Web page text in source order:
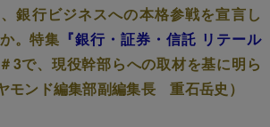
銀行ビジネスへの本格参戦を宣言し
。特集 『銀行・証券・信託 リテール
3で、現役幹部らへの取材を基に明ら
モンド編集部副編集長 重石岳史）